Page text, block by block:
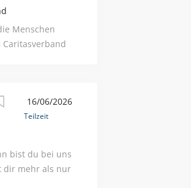
Menschen
Zeitpunkt
Vollzeit mit
Umsetzung von
bestehender
16/06/2026
Teilzeit
bist du bei uns
dir mehr als nur